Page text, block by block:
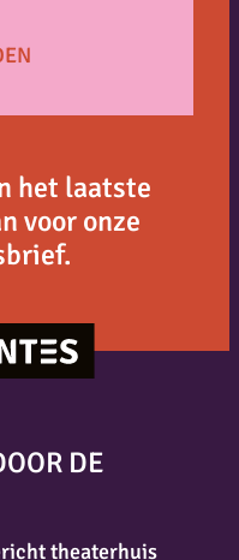
het laatste
voor onze
DE
theaterhuis